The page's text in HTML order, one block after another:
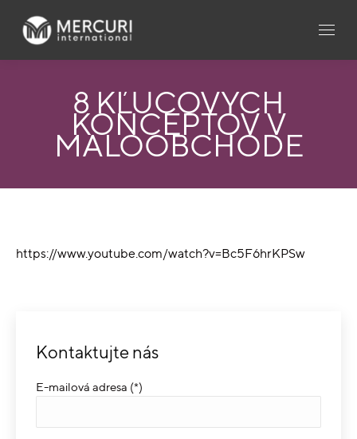
8 KĽÚČOVÝCH
KONCEPTOV V
MALOOBCHODE
https://www.youtube.com/watch?v=Bc5F6hrKPSw
Kontaktujte nás
E-mailová adresa (*)